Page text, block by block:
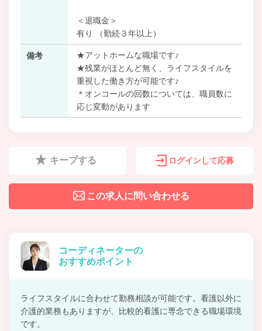
＜退職金＞
有り （勤続３年以上）
備考
★アットホームな職場です♪
★残業がほとんど無く、ライフスタイルを
重視した働き方が可能です♪
＊オンコールの回数については、職員数に
応じ変動があります
キープする ログインして応募
この求人に問い合わせる
コーディネーターの
おすすめポイント
ライフスタイルに合わせて勤務相談が可能です。看護以外に
介護的業務もありますが、比較的看護に専念できる職場環境
です。